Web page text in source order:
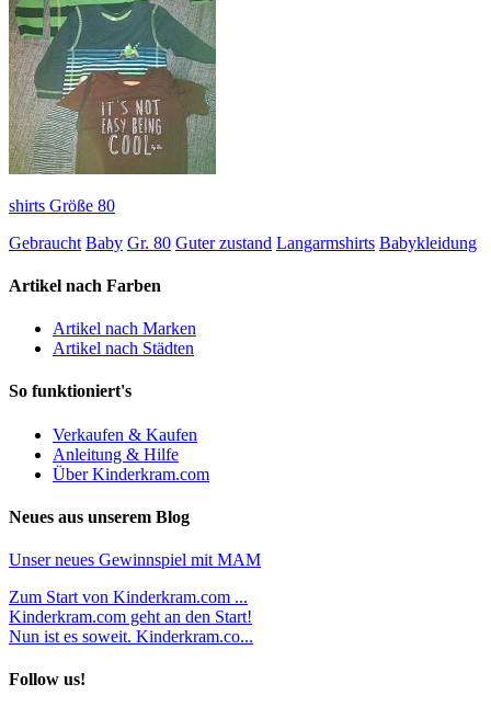
shirts Größe 80
Gebraucht Baby Gr. 80 Guter zustand Langarmshirts Babykleidung
Artikel nach Farben
Artikel nach Marken
Artikel nach Städten
So funktioniert's
Verkaufen & Kaufen
Anleitung & Hilfe
Über Kinderkram.com
Neues aus unserem Blog
Unser neues Gewinnspiel mit MAM
Zum Start von Kinderkram.com ...
Kinderkram.com geht an den Start!
Nun ist es soweit. Kinderkram.co...
Follow us!